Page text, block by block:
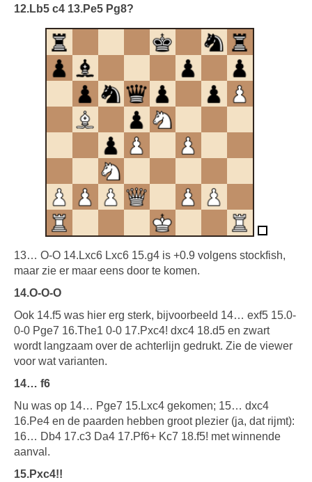
12.Lb5 c4 13.Pe5 Pg8?
13… O-O 14.Lxc6 Lxc6 15.g4 is +0.9 volgens stockfish,
maar zie er maar eens door te komen.
14.O-O-O
Ook 14.f5 was hier erg sterk, bijvoorbeeld 14… exf5 15.0-
0-0 Pge7 16.The1 0-0 17.Pxc4! dxc4 18.d5 en zwart
wordt langzaam over de achterlijn gedrukt. Zie de viewer
voor wat varianten.
14… f6
Nu was op 14… Pge7 15.Lxc4 gekomen; 15… dxc4
16.Pe4 en de paarden hebben groot plezier (ja, dat rijmt):
16… Db4 17.c3 Da4 17.Pf6+ Kc7 18.f5! met winnende
aanval.
15.Pxc4!!